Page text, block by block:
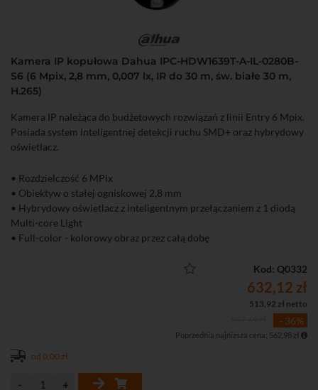
Kamera IP kopułowa Dahua IPC-HDW1639T-A-IL-0280B-
S6 (6 Mpix, 2,8 mm, 0,007 lx, IR do 30 m, św. białe 30 m,
H.265)
Kamera IP należąca do budżetowych rozwiązań z linii Entry 6 Mpix.
Posiada system inteligentnej detekcji ruchu SMD+ oraz hybrydowy
oświetlacz.
• Rozdzielczość 6 MPix
• Obiektyw o stałej ogniskowej 2,8 mm
• Hybrydowy oświetlacz z inteligentnym przełączaniem z 1 diodą
Multi-core Light
• Full-color - kolorowy obraz przez całą dobę
• Funkcje obrazu: D-WDR, 3D-DNR, BLC, HLC, tryb korytarzowy
Kod: Q0332
632,12 zł
513,92 zł netto
- 36%
Poprzednia najniższa cena: 562,98 zł
od 0,00 zł